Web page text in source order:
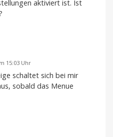
aktiviert ist. Ist
15:03 Uhr
schaltet sich bei mir
sobald das Menue